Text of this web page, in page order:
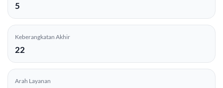
5
Keberangkatan Akhir
22
Arah Layanan